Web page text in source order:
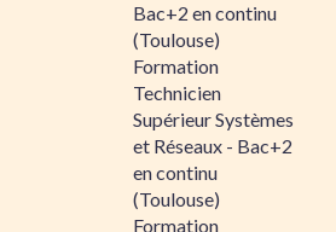
Bac+2 en continu
(Toulouse)
Formation
Technicien
Supérieur Systèmes
et Réseaux - Bac+2
en continu
(Toulouse)
Formation